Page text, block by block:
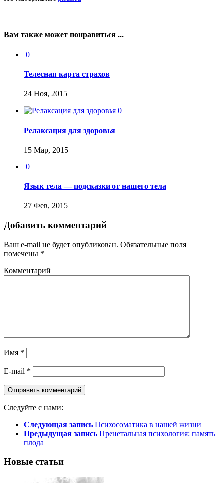
Вам также может понравиться ...
0
Телесная карта страхов
24 Ноя, 2015
0
Релаксация для здоровья
15 Мар, 2015
0
Язык тела — подсказки от нашего тела
27 Фев, 2015
Добавить комментарий
Ваш e-mail не будет опубликован. Обязательные поля
помечены *
Комментарий
Имя *
E-mail *
Следуйте с нами:
Следующая запись Психосоматика в нашей жизни
Предыдущая запись Пренетальная психология: память
плода
Новые статьи